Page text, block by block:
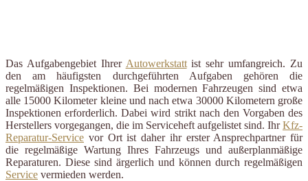
Das Aufgabengebiet Ihrer Autowerkstattist sehr umfangreich. Zu
den am häufigsten durchgeführten Aufgaben gehören die
regelmäßigen Inspektionen. Bei modernen Fahrzeugen sind etwa
alle 15000 Kilometer kleine und nach etwa 30000 Kilometern große
Inspektionen erforderlich. Dabei wird strikt nach den Vorgaben des
Herstellers vorgegangen, die im Serviceheft aufgelistet sind. IhrKfz-
Reparatur-Service vor Ort ist daher ihr erster Ansprechpartner für
die regelmäßige Wartung Ihres Fahrzeugs und außerplanmäßige
Reparaturen. Diese sind ärgerlich und können durch regelmäßigen
Service vermieden werden.